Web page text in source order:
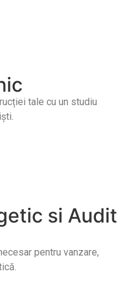
tale cu un studiu
si Audit
pentru vanzare,